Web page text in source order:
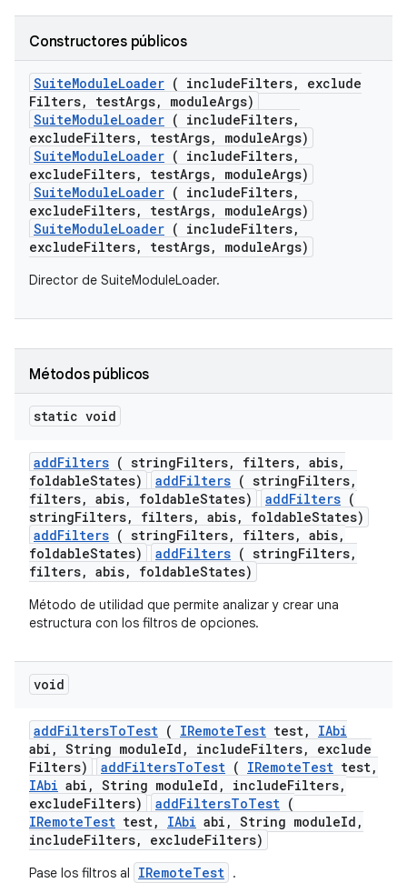
Constructores públicos
SuiteModuleLoader ( includeFilters,
exclude
Filters, testArgs, moduleArgs)
SuiteModuleLoader ( includeFilters,
excludeFilters, testArgs, moduleArgs)
SuiteModuleLoader ( includeFilters,
excludeFilters, testArgs, moduleArgs)
SuiteModuleLoader ( includeFilters,
excludeFilters, testArgs, moduleArgs)
SuiteModuleLoader ( includeFilters,
excludeFilters, testArgs, moduleArgs)
Director de SuiteModuleLoader.
Métodos públicos
static void
addFilters ( stringFilters, filters, abis,
foldableStates) addFilters ( stringFilters,
filters, abis, foldableStates)
addFilters (
stringFilters, filters, abis, foldableStates)
addFilters ( stringFilters, filters, abis,
foldableStates)
addFilters ( stringFilters,
filters, abis, foldableStates)
Método de utilidad que permite analizar y crear una
estructura con los filtros de opciones.
void
addFiltersToTest ( IRemoteTest test,
IAbi
abi , String moduleId , includeFilters,
exclude
Filters)
addFiltersToTest ( IRemoteTest test,
IAbi abi, String moduleId, includeFilters,
excludeFilters)
addFiltersToTest (
IRemoteTest test, IAbi abi, String moduleId,
includeFilters, excludeFilters)
Pase los filtros al IRemoteTest .